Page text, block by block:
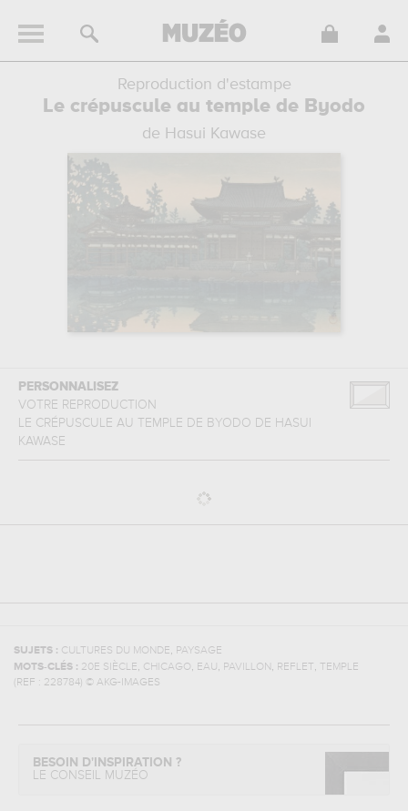
Reproduction d'estampe
Le crépuscule au temple de Byodo
de Hasui Kawase
PERSONNALISEZ
VOTRE REPRODUCTION
LE CRÉPUSCULE AU TEMPLE DE BYODO DE HASUI
KAWASE
SUJETS : CULTURES DU MONDE, PAYSAGE
MOTS-CLÉS : 20E SIÈCLE, CHICAGO, EAU, PAVILLON , REFLET, TEMPLE
(REF : 228784) © AKG-IMAGES
BESOIN D'INSPIRATION ?
LE CONSEIL MUZÉO